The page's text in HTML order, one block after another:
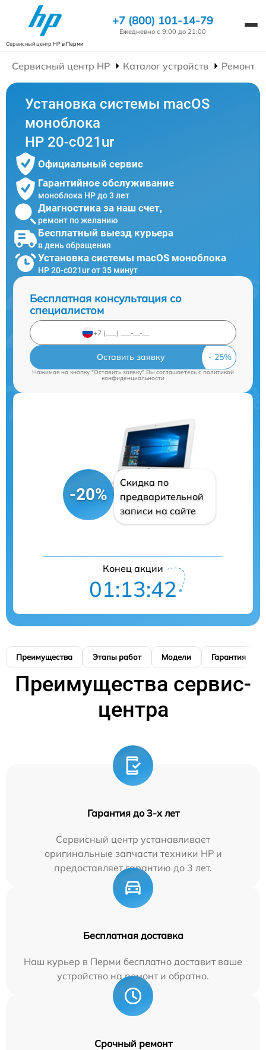
Сервисный центр HPв Перми
+7 (800) 101-14-79
Ежедневно с 9:00 до 21:00
Сервисный центр HP Каталог устройств Ремонт
Установка системы macOS
моноблока
HP 20-c021ur
Официальный сервис
Гарантийное обслуживание
моноблока HP до 3 лет
Диагностика за наш счет,
ремонт по желанию
Бесплатный выезд курьера
в день обращения
Установка системы macOS моноблока
HP 20-c021ur от 35 минут
Бесплатная консультация со
специалистом
Оставить заявку
Нажимая на кнопку "Оставить заявку" Вы соглашаетесь cполитикой
конфиденциальности
-20%
Скидка по
предварительной
записи на сайте
Конец акции
01:13:42
Преимущества Этапы работ Модели Гарантия
Преимущества сервис-
центра
Гарантия до 3-х лет
Сервисный центр устанавливает
оригинальные запчасти техники HP и
предоставляет гарантию до 3 лет.
Бесплатная доставка
Наш курьер в Перми бесплатно доставит ваше
устройство на ремонт и обратно.
Срочный ремонт